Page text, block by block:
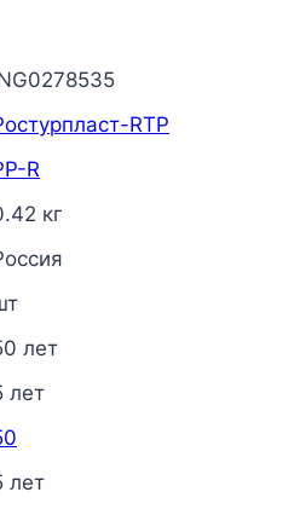
RTP
R
кг
лет
лет
лет